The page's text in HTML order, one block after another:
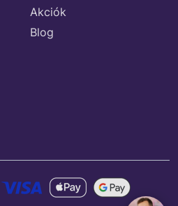
Akciók
Blog